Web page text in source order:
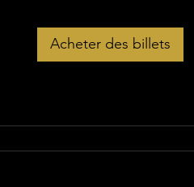
Acheter des billets